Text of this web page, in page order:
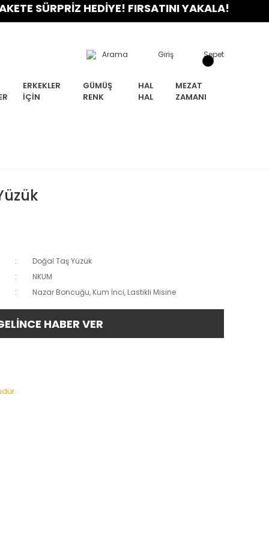
HEDİYE! FIRSATINI YAKALA!
Arama Giriş Sepet
ERKEKLER
İÇIN
GÜMÜŞ
RENK
HAL
HAL
MEZAT
ZAMANI
Doğal Taş Yüzük
NKUM
Nazar Boncuğu, Kum İnci, Lastikli Misine
HABER VER